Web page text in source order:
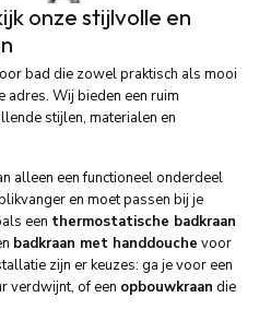
onze stijlvolle en
bad die zowel praktisch als mooi
adres. Wij bieden een ruim
stijlen, materialen en
alleen een functioneel onderdeel
en moet passen bij je
een thermostatische badkraan
badkraan met handdouche voor
zijn er keuzes: ga je voor een
verdwijnt, of een opbouwkraan die